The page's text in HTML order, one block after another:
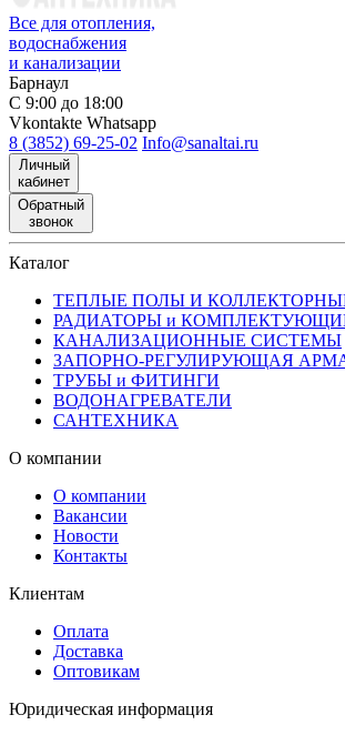
Все для отопления,
водоснабжения
и канализации
Барнаул
С 9:00 до 18:00
Vkontakte Whatsapp
8 (3852) 69-25-02 Info@sanaltai.ru
Личный
кабинет
Обратный
звонок
Каталог
ТЕПЛЫЕ ПОЛЫ И
РАДИАТОРЫ и
КАНАЛИЗАЦИОННЫЕ СИСТЕМЫ
ЗАПОРНО-РЕГУЛИРУЮЩАЯ
ТРУБЫ и ФИТИНГИ
ВОДОНАГРЕВАТЕЛИ
САНТЕХНИКА
О компании
О компании
Вакансии
Новости
Контакты
Клиентам
Оплата
Доставка
Оптовикам
Юридическая информация